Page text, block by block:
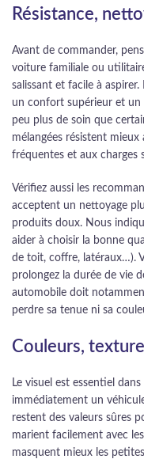
Résistance,
Avant de commander,
voiture familiale ou
salissant et facile à
un confort supérieur et un
peu plus de soin que
mélangées résistent
fréquentes et aux charges
Vérifiez aussi les
acceptent un nettoyage
produits doux. Nous
aider à choisir la bonne
de toit, coffre, latéraux…).
prolongez la durée de vie
automobile doit
perdre sa tenue ni sa
Couleurs,
Le visuel est essentiel
immédiatement un
restent des valeurs sûres
marient facilement avec
masquent mieux les